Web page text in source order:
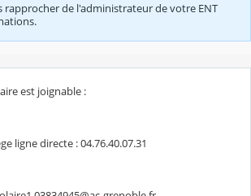
rapprocher de l'administrateur de votre ENT
est joignable :
ligne directe : 04.76.40.07.31